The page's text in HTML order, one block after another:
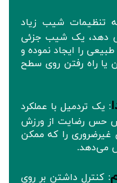
تنظیمات شیب زیاد
دهد، یک شیب جزئی
طبیعی را ایجاد نموده و
یا راه رفتن روی سطح
: یک تردمیل با عملکرد
حس رضایت از ورزش
غیرضروری را که ممکن
می‌دهد.
: کنترل داشتن بر روی